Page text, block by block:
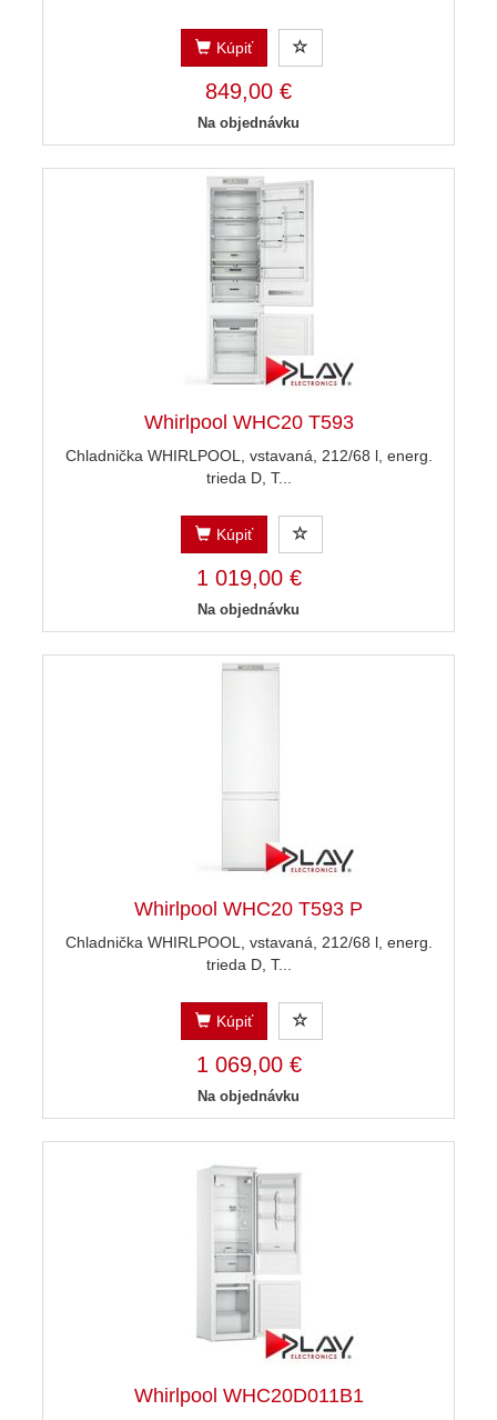
Kúpiť
849,00 €
Na objednávku
Whirlpool WHC20 T593
Chladnička WHIRLPOOL, vstavaná, 212/68 l, energ.
trieda D, T...
Kúpiť
1 019,00 €
Na objednávku
Whirlpool WHC20 T593 P
Chladnička WHIRLPOOL, vstavaná, 212/68 l, energ.
trieda D, T...
Kúpiť
1 069,00 €
Na objednávku
Whirlpool WHC20D011B1